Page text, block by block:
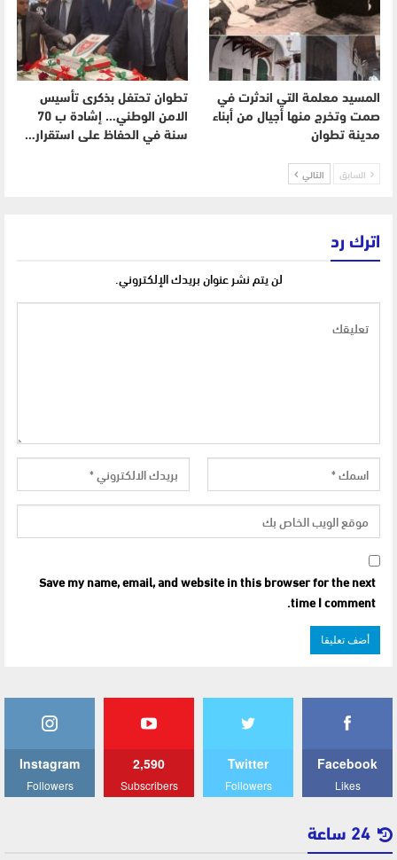
المسيد معلمة التي اندثرت في
صمت وتخرج منها أجيال من أبناء
مدينة تطوان
تطوان تحتفل بذكرى تأسيس
الامن الوطني… إشادة ب 70
سنة في الحفاظ على استقرار…
السابق التالي
اترك رد
لن يتم نشر عنوان بريدك الإلكتروني.
Save my name, email, and website in this browser for the next
time I comment.
Facebook
Likes
Twitter
Followers
2,590
Subscribers
Instagram
Followers